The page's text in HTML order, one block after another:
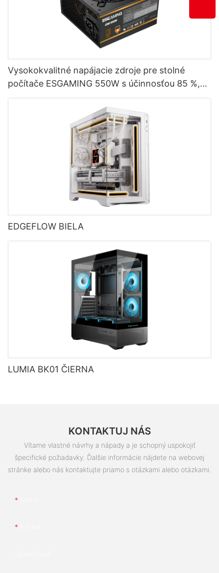
Vysokokvalitné napájacie zdroje pre stolné
počítače ESGAMING 550W s účinnosťou 85 %,
certifikátom 80+ Bronze
EDGEFLOW BIELA
LUMIA BK01 ČIERNA
KONTAKTUJ NÁS
Vítame vlastné návrhy a nápady a je schopný uspokojiť
špecifické požiadavky. Ďalšie informácie nájdete na webovej
stránke alebo nás kontaktujte priamo s otázkami alebo otázkami.